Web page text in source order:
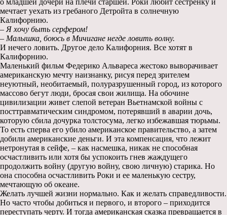
мечтает уехать из гребаного Детройта в солнечную
Калифорнию.
– Я хочу быть серфером!
– Малышка, боюсь в Мичигане негде ловить волну.
И нечего ловить. Другое дело Калифорния. Все хотят в
Калифорнию.
Маленький фильм Федерико Альвареса жестоко выворачивает
американскую мечту наизнанку, рисуя перед зрителем
неуютный, необитаемый, полуразрушенный город, из которого
массово бегут люди, бросая свои жилища. На обочине
цивилизации живет слепой ветеран Вьетнамской войны с
посттравматическим синдромом, потерявший в аварии дочь,
которую сбила дочурка толстосума, легко избежавшая тюрьмы.
То есть сперва его убило американское правительство, а затем
добили американские деньги. И эта компенсация, что лежит
нетронутая в сейфе, – как насмешка, никак не способная
осчастливить или хотя бы успокоить гнев жаждущего
продолжить войну (другую войну, свою личную) старика. Но
она способна осчастливить Роки и ее маленькую сестру,
мечтающую об океане.
Желать лучшей жизни нормально. Как и желать справедливости.
Но часто чтобы добиться и первого, и второго – приходится
переступать черту. И тогда американская сказка превращается в